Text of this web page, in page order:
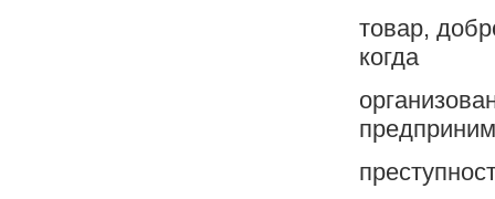
товар,
когда